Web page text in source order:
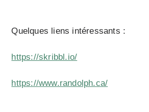
Quelques liens intéressants :
https://skribbl.io/
https://www.randolph.ca/